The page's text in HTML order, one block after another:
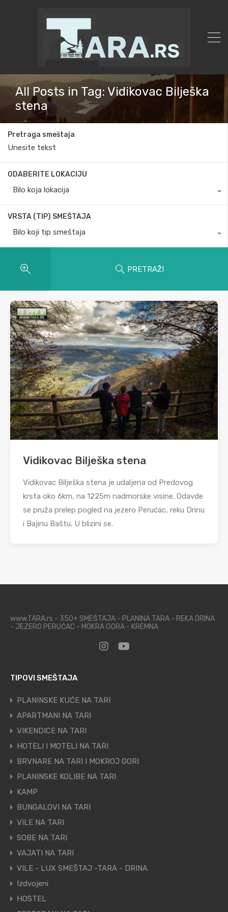
All Posts in Tag: Vidikovac Bilješka
stena
Pretraga smeštaja
ODABERITE LOKACIJU
Bilo koja lokacija
VRSTA (TIP) SMEŠTAJA
Bilo koji tip smeštaja
PRETRAŽI
Vidikovac Bilješka stena
Vidikovac Bilješka stena je udaljena od Predovog
krsta oko 6km, na 1225m nadmorske visine. Odavde
se pruža prelep pogled na jezero Perućac, reku Drinu
i Bajinu Baštu. U blizini se.
www.TARA.rs - 350+ SMEŠTAJA - PLANINA TARA - REKA DRINA
- JEZERO PERUĆAC - MOKRA GORA - KREMNA
TIPOVI SMEŠTAJA
PLANINSKE KUĆE NA TARI
APARTMANI NA TARI
VIKENDICE NA TARI
HOTELI I MOTELI NA TARI
BRVNARE NA TARI I MOKROJ GORI
PLANINSKE KOLIBE NA TARI
KAMP
BUNGALOVI NA TARI
VILE NA TARI
SOBE NA TARI
VAJATI NA TARI
VILE - LUX SMEŠTAJ -TARA - DRINA
Izdvojeni
HOSTEL